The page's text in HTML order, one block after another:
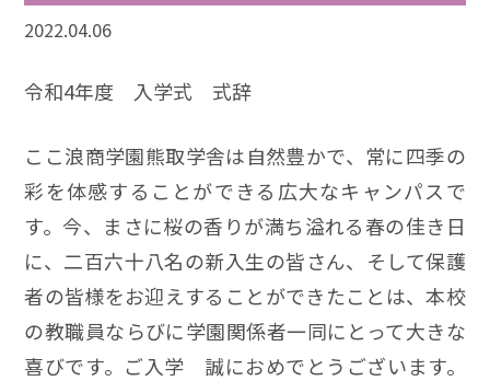
2022.04.06
令和4年度 入学式 式辞
ここ浪商学園熊取学舎は自然豊かで、常に四季の
彩を体感することができる広大なキャンパスで
す。今、まさに桜の香りが満ち溢れる春の佳き日
に、二百六十八名の新入生の皆さん、そして保護
者の皆様をお迎えすることができたことは、本校
の教職員ならびに学園関係者一同にとって大きな
喜びです。ご入学 誠におめでとうございます。